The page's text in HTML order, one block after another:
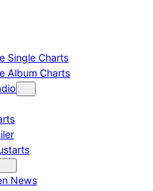
Single Charts
Album Charts
News